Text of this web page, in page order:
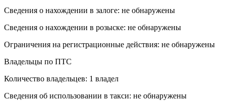
Сведения о нахождении в залоге: не обнаружены
Сведения о нахождении в розыске: не обнаружены
Ограничения на регистрационные действия: не обнаружены
Владельцы по ПТС
Количество владельцев: 1 владел
Сведения об использовании в такси: не обнаружены